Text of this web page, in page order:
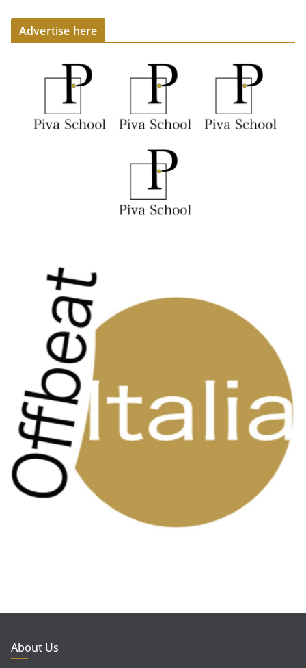
Advertise here
About Us